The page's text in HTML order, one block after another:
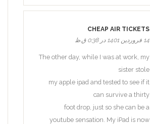
CHEAP AIR TICKETS
14 فروردین 1401 در 0:38 ق.ظ
The other day, while I was at work, my
sister stole
my apple ipad and tested to see if it
can survive a thirty
foot drop, just so she can be a
youtube sensation. My iPad is now